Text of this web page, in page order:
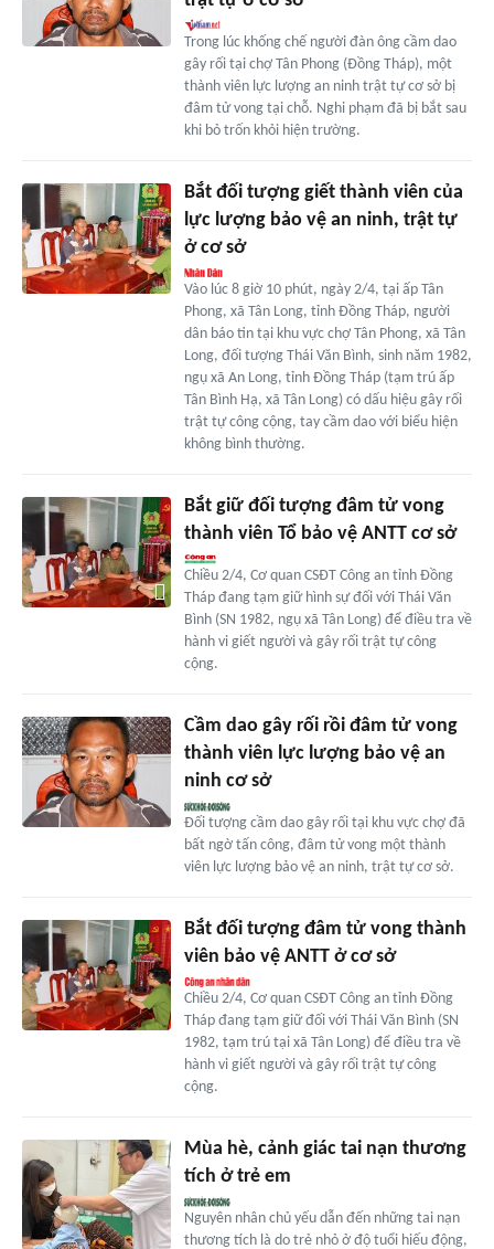
Trong lúc khống chế người đàn ông cầm dao
gây rối tại chợ Tân Phong (Đồng Tháp), một
thành viên lực lượng an ninh trật tự cơ sở bị
đâm tử vong tại chỗ. Nghi phạm đã bị bắt sau
khi bỏ trốn khỏi hiện trường.
Bắt đối tượng giết thành viên của
lực lượng bảo vệ an ninh, trật tự
ở cơ sở
Vào lúc 8 giờ 10 phút, ngày 2/4, tại ấp Tân
Phong, xã Tân Long, tỉnh Đồng Tháp, người
dân báo tin tại khu vực chợ Tân Phong, xã Tân
Long, đối tượng Thái Văn Bình, sinh năm 1982,
ngụ xã An Long, tỉnh Đồng Tháp (tạm trú ấp
Tân Bình Hạ, xã Tân Long) có dấu hiệu gây rối
trật tự công cộng, tay cầm dao với biểu hiện
không bình thường.
Bắt giữ đối tượng đâm tử vong
thành viên Tổ bảo vệ ANTT cơ sở
Chiều 2/4, Cơ quan CSĐT Công an tỉnh Đồng
Tháp đang tạm giữ hình sự đối với Thái Văn
Bình (SN 1982, ngụ xã Tân Long) để điều tra về
hành vi giết người và gây rối trật tự công
cộng.
Cầm dao gây rối rồi đâm tử vong
thành viên lực lượng bảo vệ an
ninh cơ sở
Đối tượng cầm dao gây rối tại khu vực chợ đã
bất ngờ tấn công, đâm tử vong một thành
viên lực lượng bảo vệ an ninh, trật tự cơ sở.
Bắt đối tượng đâm tử vong thành
viên bảo vệ ANTT ở cơ sở
Chiều 2/4, Cơ quan CSĐT Công an tỉnh Đồng
Tháp đang tạm giữ đối với Thái Văn Bình (SN
1982, tạm trú tại xã Tân Long) để điều tra về
hành vi giết người và gây rối trật tự công
cộng.
Mùa hè, cảnh giác tai nạn thương
tích ở trẻ em
Nguyên nhân chủ yếu dẫn đến những tai nạn
thương tích là do trẻ nhỏ ở độ tuổi hiếu động,